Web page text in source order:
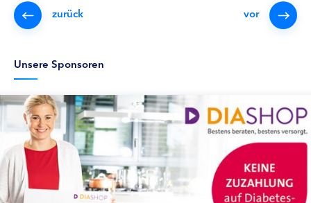
zurück vor
Unsere Sponsoren